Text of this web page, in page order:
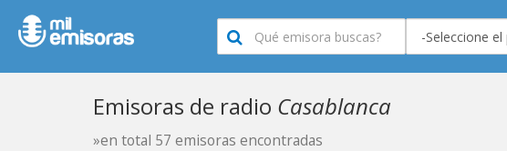
Emisoras de radio Casablanca
»en total 57 emisoras encontradas